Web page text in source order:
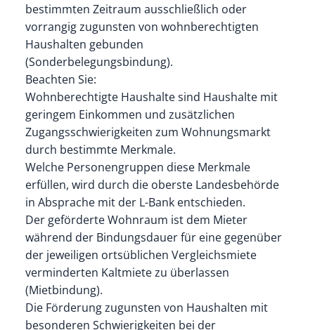
bestimmten Zeitraum ausschließlich oder
vorrangig zugunsten von wohnberechtigten
Haushalten gebunden
(Sonderbelegungsbindung).
Beachten Sie:
Wohnberechtigte Haushalte sind Haushalte mit
geringem Einkommen und zusätzlichen
Zugangsschwierigkeiten zum Wohnungsmarkt
durch bestimmte Merkmale.
Welche Personengruppen diese Merkmale
erfüllen, wird durch die oberste Landesbehörde
in Absprache mit der L-Bank entschieden.
Der geförderte Wohnraum ist dem Mieter
während der Bindungsdauer für eine gegenüber
der jeweiligen ortsüblichen Vergleichsmiete
verminderten Kaltmiete zu überlassen
(Mietbindung).
Die Förderung zugunsten von Haushalten mit
besonderen Schwierigkeiten bei der